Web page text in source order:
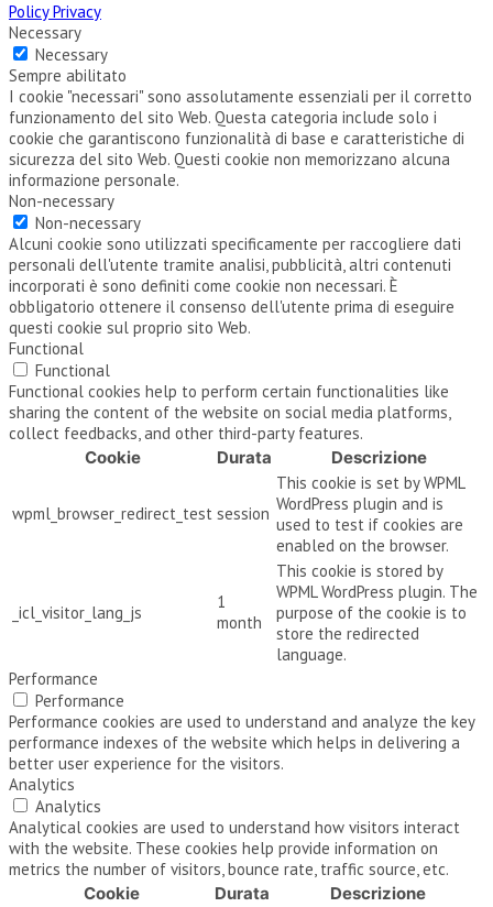
Policy Privacy
Necessary
Necessary
Sempre abilitato
I cookie "necessari" sono assolutamente essenziali per il corretto
funzionamento del sito Web. Questa categoria include solo i
cookie che garantiscono funzionalità di base e caratteristiche di
sicurezza del sito Web. Questi cookie non memorizzano alcuna
informazione personale.
Non-necessary
Non-necessary
Alcuni cookie sono utilizzati specificamente per raccogliere dati
personali dell'utente tramite analisi, pubblicità, altri contenuti
incorporati è sono definiti come cookie non necessari. È
obbligatorio ottenere il consenso dell'utente prima di eseguire
questi cookie sul proprio sito Web.
Functional
Functional
Functional cookies help to perform certain functionalities like
sharing the content of the website on social media platforms,
collect feedbacks, and other third-party features.
Cookie
Durata Descrizione
wpml_browser_redirect_test session
This cookie is set by WPML
WordPress plugin and is
used to test if cookies are
enabled on the browser.
_icl_visitor_lang_js
1
month
This cookie is stored by
WPML WordPress plugin. The
purpose of the cookie is to
store the redirected
language.
Performance
Performance
Performance cookies are used to understand and analyze the key
performance indexes of the website which helps in delivering a
better user experience for the visitors.
Analytics
Analytics
Analytical cookies are used to understand how visitors interact
with the website. These cookies help provide information on
metrics the number of visitors, bounce rate, traffic source, etc.
Cookie
Durata Descrizione